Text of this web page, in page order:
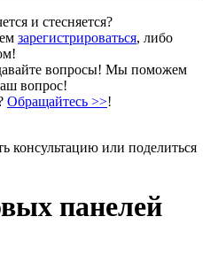
и стесняется?
зарегистрироваться, либо
вопросы! Мы поможем
вопрос!
Обращайтесь >>!
консультацию или поделиться
панелей